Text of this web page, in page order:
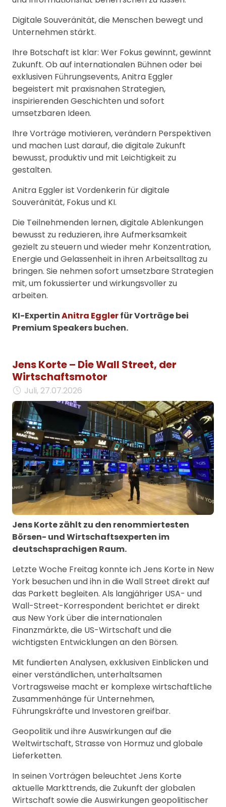
Digitale Souveränität, die Menschen bewegt und
Unternehmen stärkt.
Ihre Botschaft ist klar: Wer Fokus gewinnt, gewinnt
Zukunft. Ob auf internationalen Bühnen oder bei
exklusiven Führungsevents, Anitra Eggler
begeistert mit praxisnahen Strategien,
inspirierenden Geschichten und sofort
umsetzbaren Ideen.
Ihre Vorträge motivieren, verändern Perspektiven
und machen Lust darauf, die digitale Zukunft
bewusst, produktiv und mit Leichtigkeit zu
gestalten.
Anitra Eggler ist Vordenkerin für digitale
Souveränität, Fokus und KI.
Die Teilnehmenden lernen, digitale Ablenkungen
bewusst zu reduzieren, ihre Aufmerksamkeit
gezielt zu steuern und wieder mehr Konzentration,
Energie und Gelassenheit in ihren Arbeitsalltag zu
bringen. Sie nehmen sofort umsetzbare Strategien
mit, um fokussierter und wirkungsvoller zu
arbeiten.
KI-ExpertinAnitra Egglerfür Vorträge bei
Premium Speakers buchen.
Jens Korte – Die Wall Street, der
Wirtschaftsmotor
Juli, 27.07.2026
Jens Korte zählt zu den renommiertesten
Börsen- und Wirtschaftsexperten im
deutschsprachigen Raum.
Letzte Woche Freitag konnte ich Jens Korte in New
York besuchen und ihn in die Wall Street direkt auf
das Parkett begleiten. Als langjähriger USA- und
Wall-Street-Korrespondent berichtet er direkt
aus New York über die internationalen
Finanzmärkte, die US-Wirtschaft und die
wichtigsten Entwicklungen an den Börsen.
Mit fundierten Analysen, exklusiven Einblicken und
einer verständlichen, unterhaltsamen
Vortragsweise macht er komplexe wirtschaftliche
Zusammenhänge für Unternehmen,
Führungskräfte und Investoren greifbar.
Geopolitik und ihre Auswirkungen auf die
Weltwirtschaft, Strasse von Hormuz und globale
Lieferketten.
In seinen Vorträgen beleuchtet Jens Korte
aktuelle Markttrends, die Zukunft der globalen
Wirtschaft sowie die Auswirkungen geopolitischer